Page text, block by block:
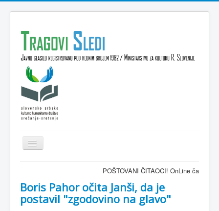
Isključi
navigaciju
VESTI
KULTURA
POŠTOVANI ČITAOCI! OnLine časopis
Boris Pahor očita Janši, da je
postavil "zgodovino na glavo"